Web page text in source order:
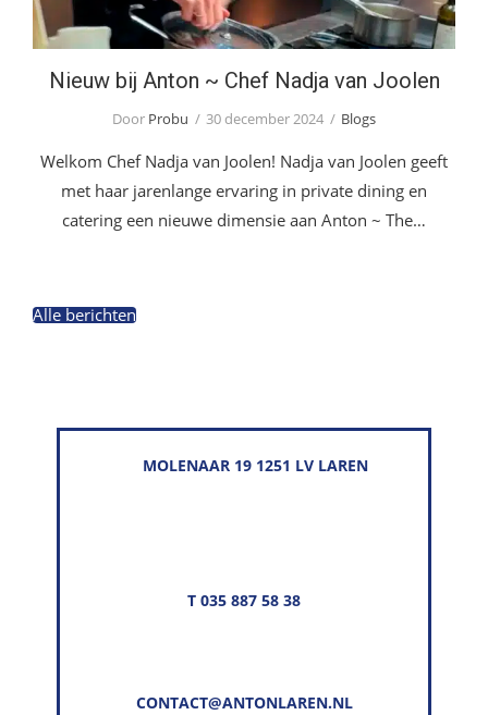
Nieuw bij Anton ~ Chef Nadja van Joolen
Door Probu 30 december 2024 Blogs
Welkom Chef Nadja van Joolen! Nadja van Joolen geeft
met haar jarenlange ervaring in private dining en
catering een nieuwe dimensie aan Anton ~ The…
Alle berichten
MOLENAAR 19 1251 LV LAREN
T 035 887 58 38
CONTACT@ANTONLAREN.NL